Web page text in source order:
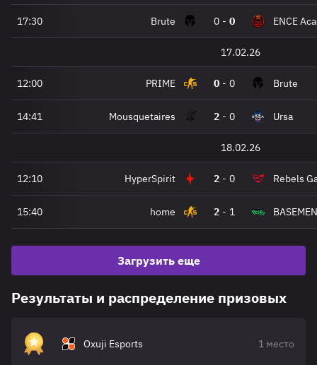
17:30 Brute 0 - 0 ENCE
17.02.26
12:00 PRIME 0 - 0 Brute
14:41 Mousquetaires 2 - 0 Ursa
18.02.26
12:10 HyperSpirit 2 - 0 Rebels
15:40 home 2 - 1
Загрузить еще
Результаты и распределение призовых
Oxuji Esports 1 место